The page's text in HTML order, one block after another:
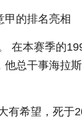
甲的排名亮相
在本赛季的
总干事海拉
希望，死于